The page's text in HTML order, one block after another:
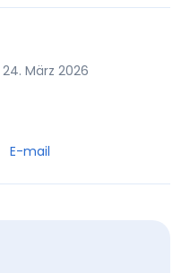
März 2026
E-mail